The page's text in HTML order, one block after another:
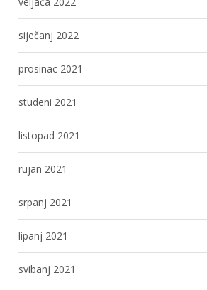
siječanj 2022
prosinac 2021
studeni 2021
listopad 2021
rujan 2021
srpanj 2021
lipanj 2021
svibanj 2021